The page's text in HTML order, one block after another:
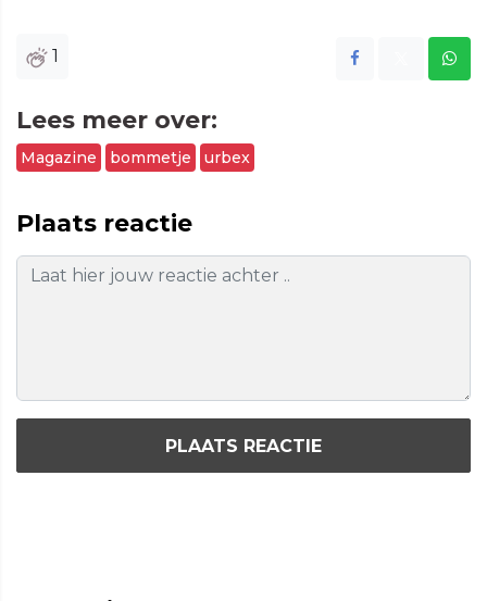
1
Lees meer over:
Magazine bommetje urbex
Plaats reactie
PLAATS REACTIE